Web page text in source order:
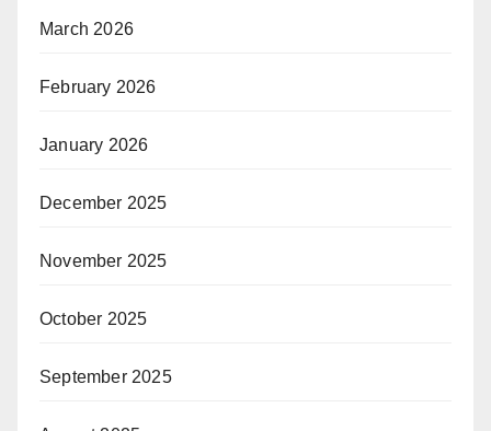
March 2026
February 2026
January 2026
December 2025
November 2025
October 2025
September 2025